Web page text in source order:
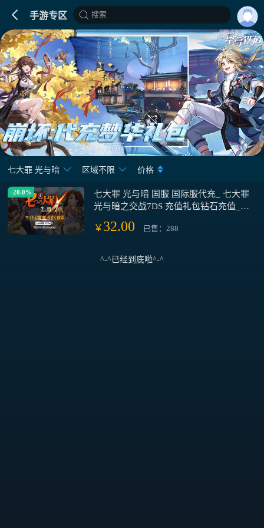
手游专区 搜索
七大罪 光与暗 区域不限 价格
-20.0%
七大罪 光与暗 国服 国际服代充_ 七大罪
光与暗之交战7DS 充值礼包钻石充值_七
国服 国际服代充
￥ 32.00 已售：288
^-^已经到底啦^-^